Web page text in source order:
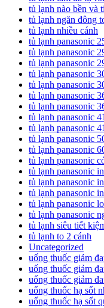
tủ lạnh nào bền và
tủ lạnh ngăn đông
tủ lạnh nhiều cánh
tủ lạnh panasonic
tủ lạnh panasonic
tủ lạnh panasonic
tủ lạnh panasonic
tủ lạnh panasonic
tủ lạnh panasonic
tủ lạnh panasonic
tủ lạnh panasonic
tủ lạnh panasonic
tủ lạnh panasonic
tủ lạnh panasonic
tủ lạnh panasonic
tủ lạnh panasonic
tủ lạnh panasonic
tủ lạnh panasonic
tủ lạnh panasonic
tủ lạnh panasonic
tủ lạnh siêu tiết
tủ lạnh to 2 cánh
Uncategorized
uống thuốc giảm
uống thuốc giảm
uống thuốc giảm
uống thuốc hạ sốt
uống thuốc hạ sốt